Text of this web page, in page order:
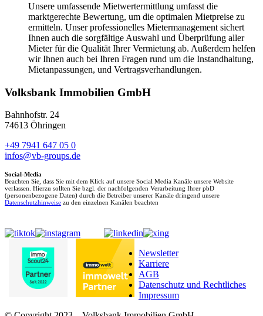
Unsere umfassende Mietwertermittlung umfasst die
marktgerechte Bewertung, um die optimalen Mietpreise zu
ermitteln. Unser professionelles Mietermanagement sichert
Ihnen auch die sorgfältige Auswahl und Überprüfung aller
Mieter für die Qualität Ihrer Vermietung ab. Außerdem helfen
wir Ihnen auch bei Ihren Fragen rund um die Instandhaltung,
Mietanpassungen, und Vertragsverhandlungen.
Volksbank Immobilien GmbH
Bahnhofstr. 24
74613 Öhringen
+49 7941 647 05 0
infos@vb-groups.de
Social-Media
Beachten Sie, dass Sie mit dem Klick auf unsere Social Media Kanäle unsere Website
verlassen. Hierzu sollten Sie bzgl. der nachfolgenden Verarbeitung Ihrer pbD
(personenbezogene Daten) durch die Betreiber unserer Kanäle dringend unsere
Datenschutzhinweise zu den einzelnen Kanälen beachten
Newsletter
Karriere
AGB
Datenschutz und Rechtliches
Impressum